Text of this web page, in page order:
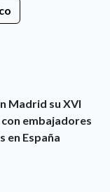
Madrid su XVI
embajadores
en España